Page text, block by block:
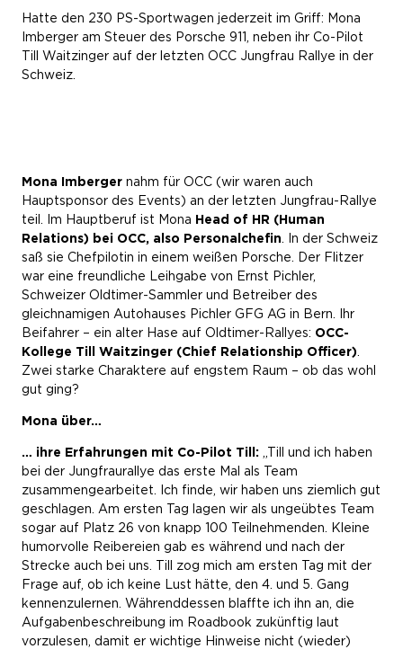
Hatte den 230 PS-Sportwagen jederzeit im Griff: Mona
Imberger am Steuer des Porsche 911, neben ihr Co-Pilot
Till Waitzinger auf der letzten OCC Jungfrau Rallye in der
Schweiz.
Mona Imberger nahm für OCC (wir waren auch
Hauptsponsor des Events) an der letzten Jungfrau-Rallye
teil. Im Hauptberuf ist Mona Head of HR (Human
Relations) bei OCC, also Personalchefin . In der Schweiz
saß sie Chefpilotin in einem weißen Porsche. Der Flitzer
war eine freundliche Leihgabe von Ernst Pichler,
Schweizer Oldtimer-Sammler und Betreiber des
gleichnamigen Autohauses Pichler GFG AG in Bern. Ihr
Beifahrer – ein alter Hase auf Oldtimer-Rallyes: OCC-
Kollege Till Waitzinger (Chief Relationship Officer)
Zwei starke Charaktere auf engstem Raum – ob das wohl
gut ging?
Mona über…
… ihre Erfahrungen mit Co-Pilot Till: „Till und ich haben
bei der Jungfraurallye das erste Mal als Team
zusammengearbeitet. Ich finde, wir haben uns ziemlich gut
geschlagen. Am ersten Tag lagen wir als ungeübtes Team
sogar auf Platz 26 von knapp 100 Teilnehmenden. Kleine
humorvolle Reibereien gab es während und nach der
Strecke auch bei uns. Till zog mich am ersten Tag mit der
Frage auf, ob ich keine Lust hätte, den 4. und 5. Gang
kennenzulernen. Währenddessen blaffte ich ihn an, die
Aufgabenbeschreibung im Roadbook zukünftig laut
vorzulesen, damit er wichtige Hinweise nicht (wieder)